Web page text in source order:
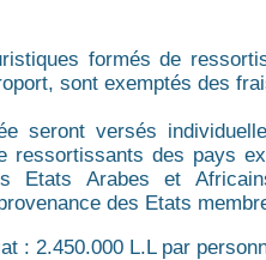
formés de
, sont exemptés des
seront versés
ressortissants des pays
Etats Arabes et
des Etats
: 2.450.000 L.L par